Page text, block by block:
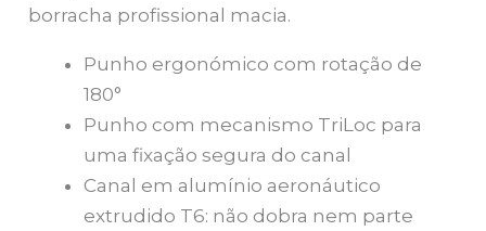
borracha profissional macia.
Punho ergonómico com rotação de
180°
Punho com mecanismo TriLoc para
uma fixação segura do canal
Canal em alumínio aeronáutico
extrudido T6: não dobra nem parte